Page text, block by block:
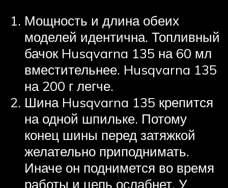
Мощность и длина обеих
моделей идентична. Топливный
бачок Husqvarna 135 на 60 мл
вместительнее. Husqvarna 135
на 200 г легче.
Шина Husqvarna 135 крепится
на одной шпильке. Потому
конец шины перед затяжкой
желательно приподнимать.
Иначе он поднимется во время
работы и цепь ослабнет. У